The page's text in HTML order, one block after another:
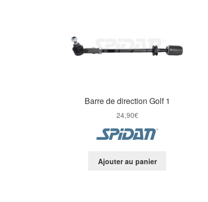
Barre de direction Golf 1
24,90€
Ajouter au panier